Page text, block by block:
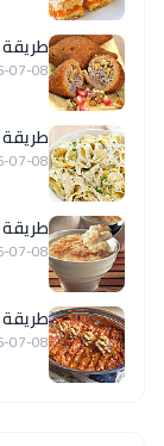
07-08
07-08
طريقة
07-08
طريقة
07-08